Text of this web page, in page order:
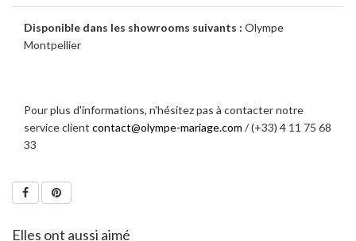
Disponible dans les showrooms suivants : Olympe
Montpellier
Pour plus d'informations, n'hésitez pas à contacter notre
service client contact@olympe-mariage.com / (+33) 4 11 75 68
33
Elles ont aussi aimé